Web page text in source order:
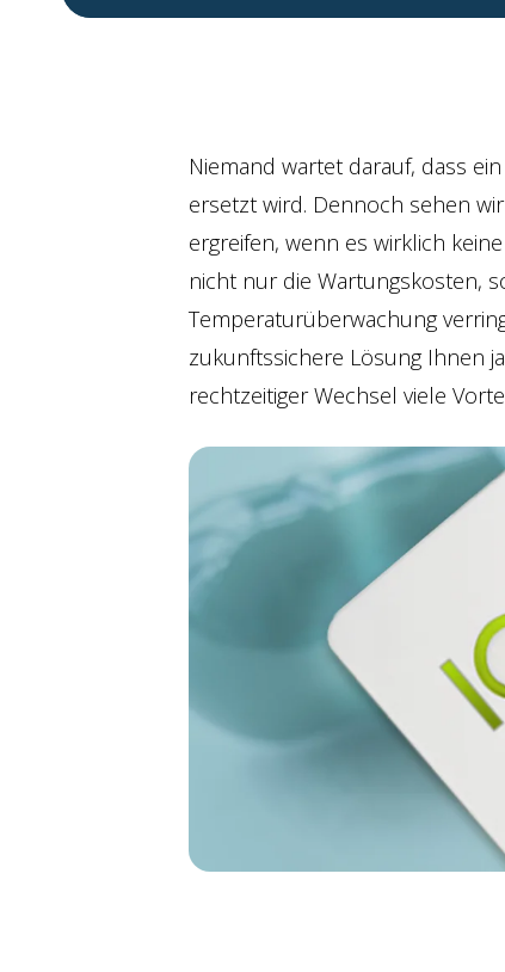
Niemand wartet darauf, dass
ersetzt wird. Dennoch sehen
ergreifen, wenn es wirklich
nicht nur die Wartungskosten,
Temperaturüberwachung
zukunftssichere Lösung Ihnen
rechtzeitiger Wechsel viele